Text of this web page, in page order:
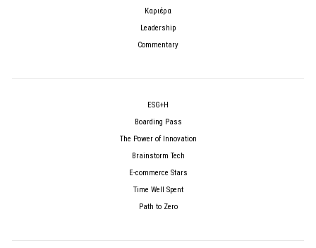
Καριέρα
Leadership
Commentary
ESG+H
Boarding Pass
The Power of Innovation
Brainstorm Tech
E-commerce Stars
Time Well Spent
Path to Zero